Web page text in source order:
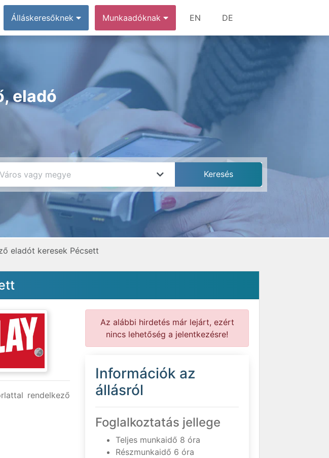
Álláskeresőknek Munkaadóknak EN DE
eladó
eladót keresek Pécsett
rendelkező
Az alábbi hirdetés már lejárt, ezért
nincs lehetőség a jelentkezésre!
Információk az
állásról
Foglalkoztatás jellege
Teljes munkaidő 8 óra
Részmunkaidő 6 óra